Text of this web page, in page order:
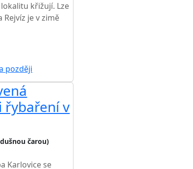
křižují. Lze
je v zimě
později
řybaření v
čarou)
Karlovice se